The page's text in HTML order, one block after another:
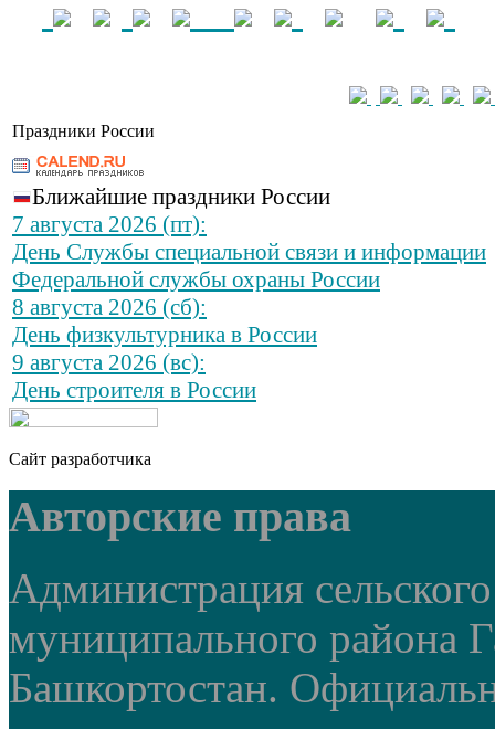
Праздники России
Ближайшие праздники России
7 августа 2026 (пт):
День Службы специальной связи и информации
Федеральной службы охраны России
8 августа 2026 (сб):
День физкультурника в России
9 августа 2026 (вс):
День строителя в России
Сайт разработчика
Авторские права
Администрация
муниципального района
Башкортостан.